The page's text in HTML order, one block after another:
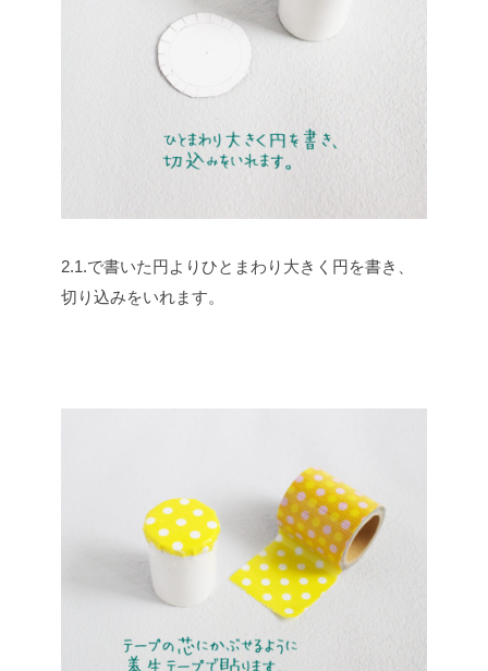
2.1.で書いた円よりひとまわり大きく円を書き、
切り込みをいれます。